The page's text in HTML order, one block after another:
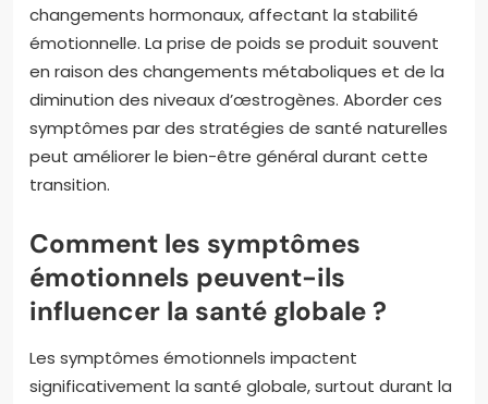
changements hormonaux, affectant la stabilité
émotionnelle. La prise de poids se produit souvent
en raison des changements métaboliques et de la
diminution des niveaux d’œstrogènes. Aborder ces
symptômes par des stratégies de santé naturelles
peut améliorer le bien-être général durant cette
transition.
Comment les symptômes
émotionnels peuvent-ils
influencer la santé globale ?
Les symptômes émotionnels impactent
significativement la santé globale, surtout durant la